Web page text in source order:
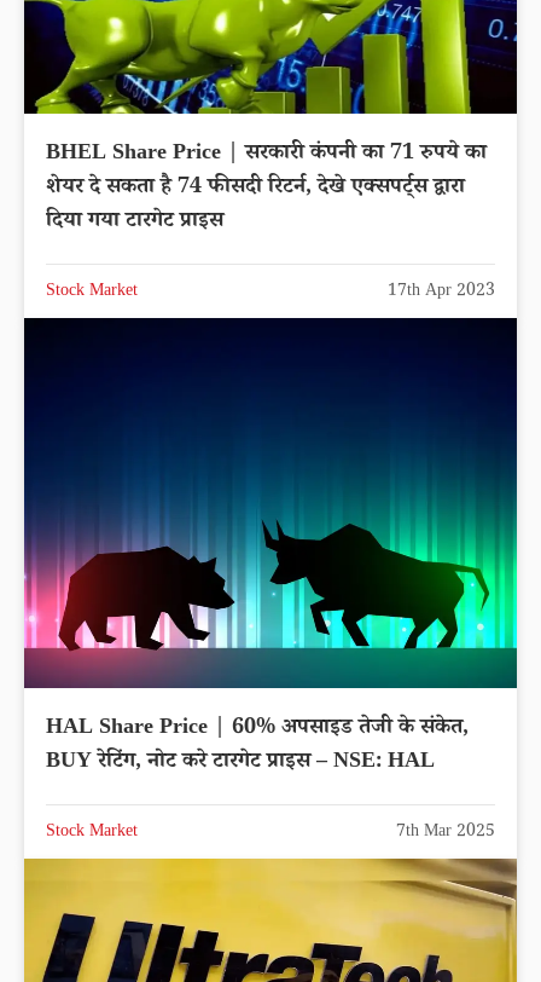
BHEL Share Price | सरकारी कंपनी का 71 रुपये का
शेयर दे सकता है 74 फीसदी रिटर्न, देखे एक्सपर्ट्स द्वारा
दिया गया टारगेट प्राइस
Stock Market 17th Apr 2023
HAL Share Price | 60% अपसाइड तेजी के संकेत,
BUY रेटिंग, नोट करे टारगेट प्राइस – NSE: HAL
Stock Market 7th Mar 2025